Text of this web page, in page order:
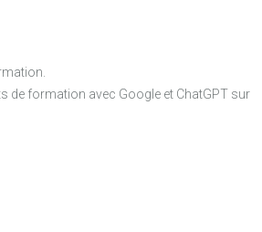
de formation avec Google et ChatGPT sur